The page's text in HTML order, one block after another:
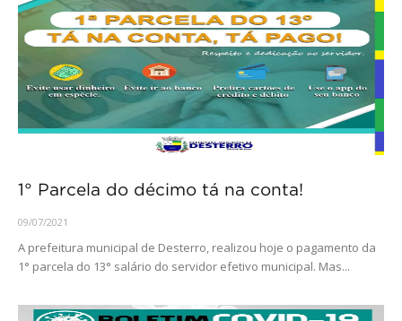
1° Parcela do décimo tá na conta!
09/07/2021
A prefeitura municipal de Desterro, realizou hoje o pagamento da
1° parcela do 13° salário do servidor efetivo municipal. Mas...